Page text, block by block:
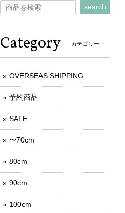
search
Category カテゴリー
OVERSEAS SHIPPING
予約商品
SALE
〜70cm
80cm
90cm
100cm